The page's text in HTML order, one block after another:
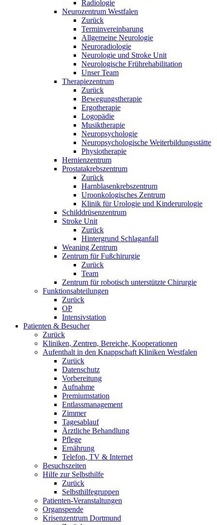
Radiologie
Neurozentrum Westfalen
Zurück
Terminvereinbarung
Allgemeine Neurologie
Neuroradiologie
Neurologie und Stroke Unit
Neurologische Frührehabilitation
Unser Team
Therapiezentrum
Zurück
Bewegungstherapie
Ergotherapie
Logopädie
Musiktherapie
Neuropsychologie
Neuropsychologische Weiterbildungsstätte
Physiotherapie
Hernienzentrum
Prostatakrebszentrum
Zurück
Harnblasenkrebszentrum
Uroonkologisches Zentrum
Klinik für Urologie und Kinderurologie
Schilddrüsenzentrum
Stroke Unit
Zurück
Hintergrund Schlaganfall
Weaning Zentrum
Zentrum für Fußchirurgie
Zurück
Team
Zentrum für robotisch unterstützte Chirurgie
Funktionsabteilungen
Zurück
OP
Intensivstation
Patienten & Besucher
Zurück
Kliniken, Zentren, Bereiche, Kooperationen
Aufenthalt in den Knappschaft Kliniken Westfalen
Zurück
Datenschutz
Vorbereitung
Aufnahme
Premiumstation
Entlassmanagement
Zimmer
Tagesablauf
Ärztliche Behandlung
Pflege
Ernährung
Telefon, TV & Internet
Besuchszeiten
Hilfe zur Selbsthilfe
Zurück
Selbsthilfegruppen
Patienten-Veranstaltungen
Organspende
Krisenzentrum Dortmund